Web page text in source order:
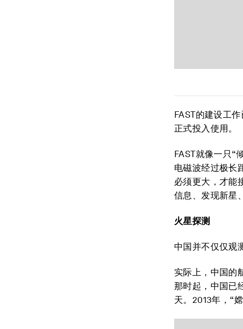
FAST的建设工
正式投入使用。
FAST就像一只“
电磁波经过极长
必须更大，才能
信息、发现新星
火星探测
中国并不仅仅观
实际上，中国的
那时起，中国已
天。2013年，“